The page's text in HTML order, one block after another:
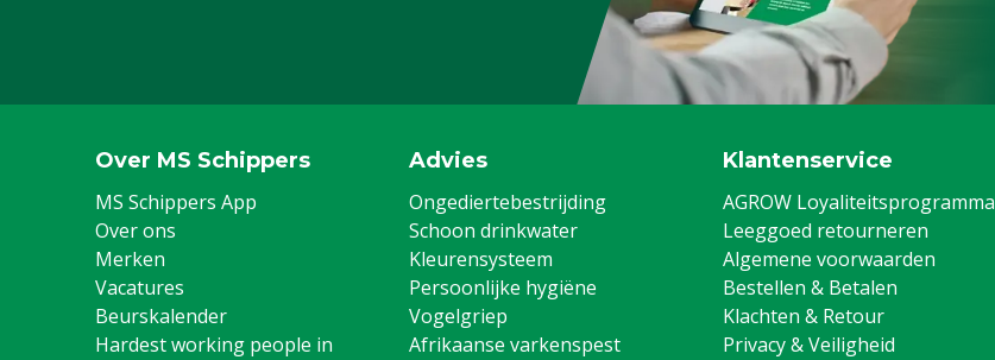
Over MS Schippers
MS Schippers App
Over ons
Merken
Vacatures
Beurskalender
Hardest working people in
Advies
Ongediertebestrijding
Schoon drinkwater
Kleurensysteem
Persoonlijke hygiëne
Vogelgriep
Afrikaanse varkenspest
Klantenservice
AGROW Loyaliteitsprogramma
Leeggoed retourneren
Algemene voorwaarden
Bestellen & Betalen
Klachten & Retour
Privacy & Veiligheid